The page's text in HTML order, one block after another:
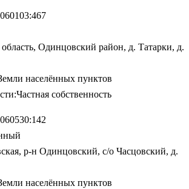
Одинцовский район, д. Татарки, д.
населённых пунктов
собственность
р-н Одинцовский, с/о Часцовский, д.
населённых пунктов